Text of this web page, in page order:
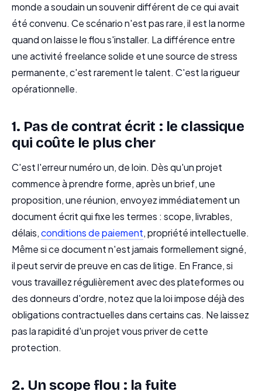
monde a soudain un souvenir différent de ce qui avait
été convenu. Ce scénario n'est pas rare, il est la norme
quand on laisse le flou s'installer. La différence entre
une activité freelance solide et une source de stress
permanente, c'est rarement le talent. C'est la rigueur
opérationnelle.
1. Pas de contrat écrit : le classique
qui coûte le plus cher
C'est l'erreur numéro un, de loin. Dès qu'un projet
commence à prendre forme, après un brief, une
proposition, une réunion, envoyez immédiatement un
document écrit qui fixe les termes : scope, livrables,
délais,conditions de paiement, propriété intellectuelle.
Même si ce document n'est jamais formellement signé,
il peut servir de preuve en cas de litige. En France, si
vous travaillez régulièrement avec des plateformes ou
des donneurs d'ordre, notez que la loi impose déjà des
obligations contractuelles dans certains cas. Ne laissez
pas la rapidité d'un projet vous priver de cette
protection.
2. Un scope flou : la fuite